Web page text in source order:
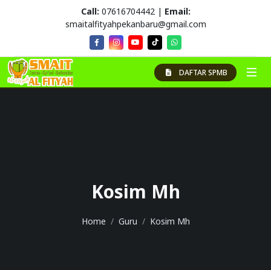
Call: 07616704442 | Email:
smaitalfityahpekanbaru@gmail.com
DAFTAR SPMB
Kosim Mh
Home Guru Kosim Mh